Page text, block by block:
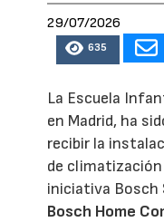
29/07/2026
635
La Escuela
en Madrid, ha
recibir la
de
iniciativa Bosch
Bosch Home